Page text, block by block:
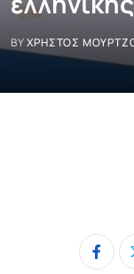
BYΧΡΉΣΤΟΣ